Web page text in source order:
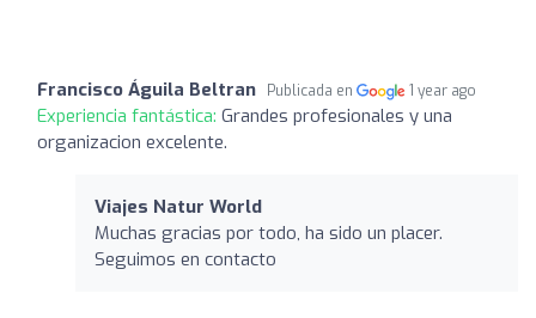
Francisco Águila Beltran Publicada en 1 year ago
Experiencia fantástica: Grandes profesionales y una
organizacion excelente.
Viajes Natur World
Muchas gracias por todo, ha sido un placer.
Seguimos en contacto